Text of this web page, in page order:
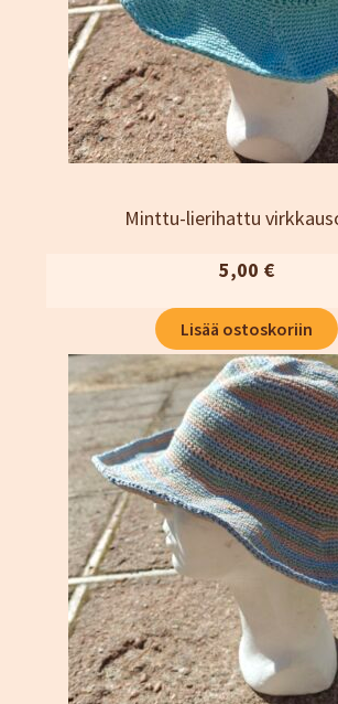
TIlaus- ja
Minttu-lierihattu
5,00 €
Lisää ostoskoriin